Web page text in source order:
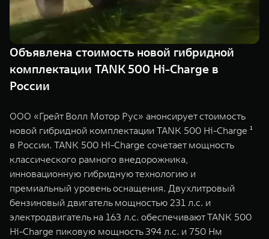
TANK 500
Веди за собой
от 6 499 000 ₽
TANK 700
от 10 199
WEY 07
Расширяя границы комфорта
от 6 149 000 ₽
Эстетика
TANK Лизинг
TANK Страхование
Цифровые сервисы TANK
Подписки
Объявлена стоимость новой гибридной
комплектации TANK 500 Hi-Charge в
России
ООО «Грейт Волл Мотор Рус» анонсирует стоимость
новой гибридной комплектации TANK 500 Hi-Charge ¹
в России. TANK 500 Hi-Charge сочетает мощность
классического рамного внедорожника,
инновационную гибридную технологию и
премиальный уровень оснащения. Двухлитровый
бензиновый двигатель мощностью 231 л.с. и
электродвигатель на 163 л.с. обеспечивают TANK 500
Hi-Charge пиковую мощность 394 л.с. и 750 Нм